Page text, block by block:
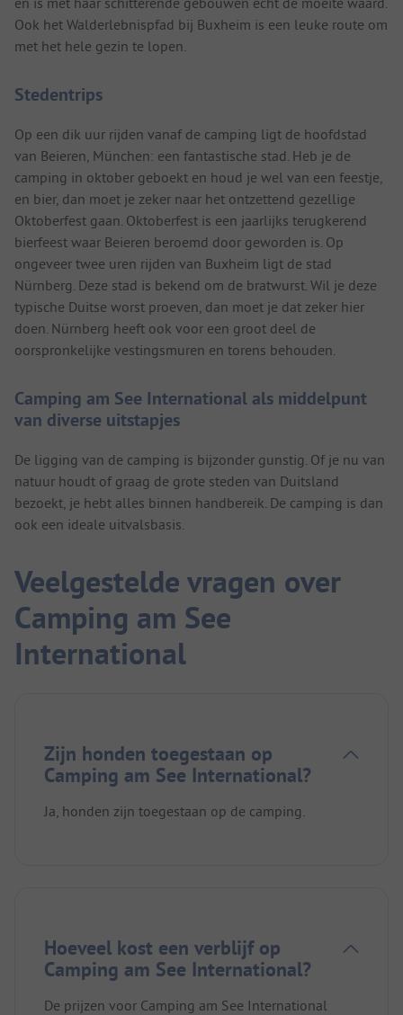
Ook het Walderlebnispfad bij Buxheim is een leuke route om
met het hele gezin te lopen.
Stedentrips
Op een dik uur rijden vanaf de camping ligt de hoofdstad
van Beieren, München: een fantastische stad. Heb je de
camping in oktober geboekt en houd je wel van een feestje,
en bier, dan moet je zeker naar het ontzettend gezellige
Oktoberfest gaan. Oktoberfest is een jaarlijks terugkerend
bierfeest waar Beieren beroemd door geworden is. Op
ongeveer twee uren rijden van Buxheim ligt de stad
Nürnberg. Deze stad is bekend om de bratwurst. Wil je deze
typische Duitse worst proeven, dan moet je dat zeker hier
doen. Nürnberg heeft ook voor een groot deel de
oorspronkelijke vestingsmuren en torens behouden.
Camping am See International als middelpunt
van diverse uitstapjes
De ligging van de camping is bijzonder gunstig. Of je nu van
natuur houdt of graag de grote steden van Duitsland
bezoekt, je hebt alles binnen handbereik. De camping is dan
ook een ideale uitvalsbasis.
Veelgestelde vragen over
Camping am See
International
Zijn honden toegestaan op
Camping am See International?
Ja, honden zijn toegestaan op de camping.
Hoeveel kost een verblijf op
Camping am See International?
De prijzen voor Camping am See International